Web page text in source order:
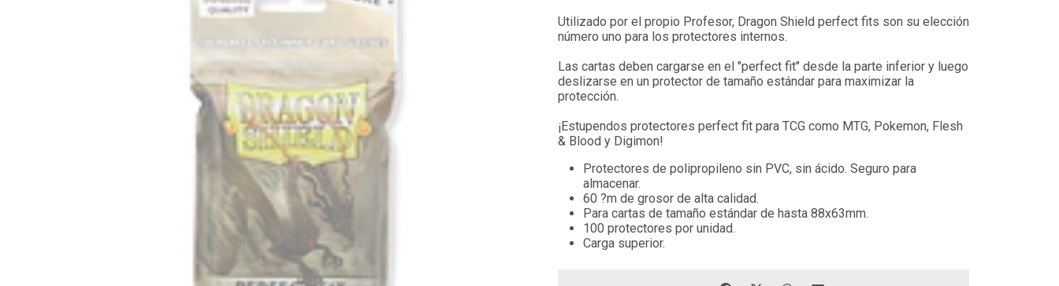
Utilizado por el propio Profesor, Dragon Shield perfect fits son su elección
número uno para los protectores internos.
Las cartas deben cargarse en el "perfect fit" desde la parte inferior y luego
deslizarse en un protector de tamaño estándar para maximizar la
protección.
¡Estupendos protectores perfect fit para TCG como MTG, Pokemon, Flesh
& Blood y Digimon!
Protectores de polipropileno sin PVC, sin ácido. Seguro para
almacenar.
60 ?m de grosor de alta calidad.
Para cartas de tamaño estándar de hasta 88x63mm.
100 protectores por unidad.
Carga superior.